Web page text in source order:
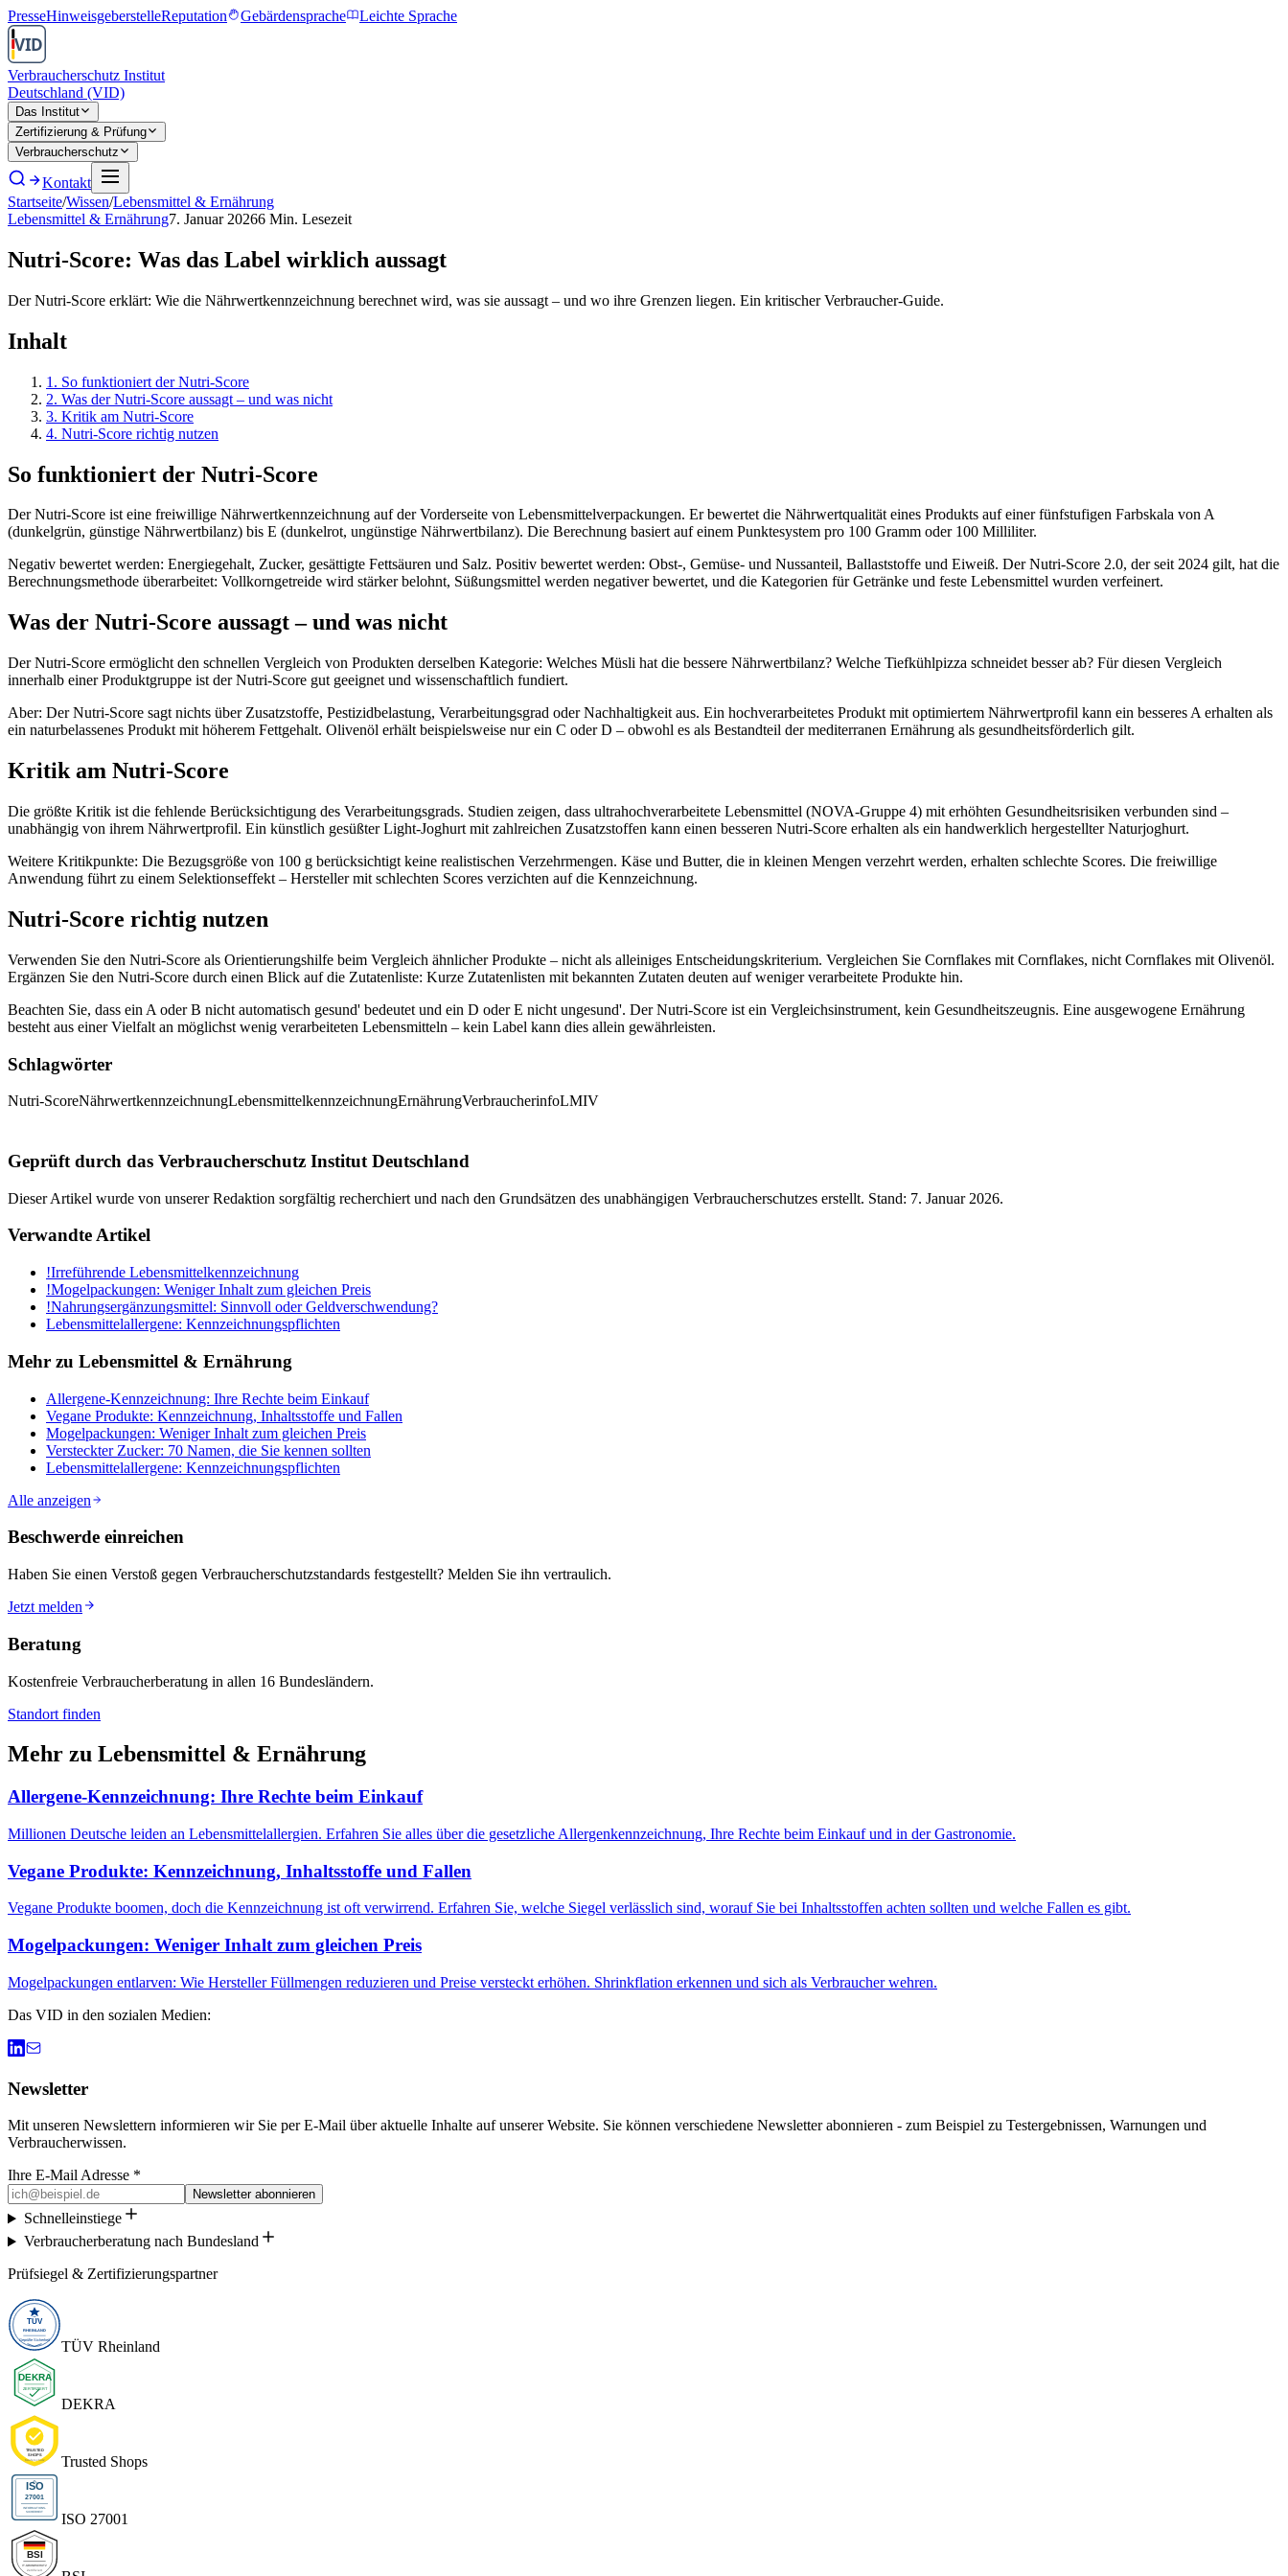
PresseHinweisgeberstelleReputation Gebärdensprache Leichte Sprache
Verbraucherschutz Institut
Deutschland (VID)
Das Institut
Zertifizierung & Prüfung
Verbraucherschutz
Kontakt
Startseite/Wissen/Lebensmittel & Ernährung
Lebensmittel & Ernährung7. Januar 20266 Min. Lesezeit
Nutri-Score: Was das Label wirklich aussagt
Der Nutri-Score erklärt: Wie die Nährwertkennzeichnung berechnet wird, was sie aussagt – und wo ihre Grenzen liegen. Ein kritischer Verbraucher-Guide.
Inhalt
1 . So funktioniert der Nutri-Score
2. Was der Nutri-Score aussagt – und was nicht
3. Kritik am Nutri-Score
4. Nutri-Score richtig nutzen
So funktioniert der Nutri-Score
Der Nutri-Score ist eine freiwillige Nährwertkennzeichnung auf der Vorderseite von Lebensmittelverpackungen. Er bewertet die Nährwertqualität eines Produkts auf einer fünfstufigen Farbskala von A
(dunkelgrün, günstige Nährwertbilanz) bis E (dunkelrot, ungünstige Nährwertbilanz). Die Berechnung basiert auf einem Punktesystem pro 100 Gramm oder 100 Milliliter.
Negativ bewertet werden: Energiegehalt, Zucker, gesättigte Fettsäuren und Salz. Positiv bewertet werden: Obst-, Gemüse- und Nussanteil, Ballaststoffe und Eiweiß. Der Nutri-Score 2.0, der seit 2024 gilt, hat die
Berechnungsmethode überarbeitet: Vollkorngetreide wird stärker belohnt, Süßungsmittel werden negativer bewertet, und die Kategorien für Getränke und feste Lebensmittel wurden verfeinert.
Was der Nutri-Score aussagt – und was nicht
Der Nutri-Score ermöglicht den schnellen Vergleich von Produkten derselben Kategorie: Welches Müsli hat die bessere Nährwertbilanz? Welche Tiefkühlpizza schneidet besser ab? Für diesen Vergleich
innerhalb einer Produktgruppe ist der Nutri-Score gut geeignet und wissenschaftlich fundiert.
Aber: Der Nutri-Score sagt nichts über Zusatzstoffe, Pestizidbelastung, Verarbeitungsgrad oder Nachhaltigkeit aus. Ein hochverarbeitetes Produkt mit optimiertem Nährwertprofil kann ein besseres A erhalten als
ein naturbelassenes Produkt mit höherem Fettgehalt. Olivenöl erhält beispielsweise nur ein C oder D – obwohl es als Bestandteil der mediterranen Ernährung als gesundheitsförderlich gilt.
Kritik am Nutri-Score
Die größte Kritik ist die fehlende Berücksichtigung des Verarbeitungsgrads. Studien zeigen, dass ultrahochverarbeitete Lebensmittel (NOVA-Gruppe 4) mit erhöhten Gesundheitsrisiken verbunden sind –
unabhängig von ihrem Nährwertprofil. Ein künstlich gesüßter Light-Joghurt mit zahlreichen Zusatzstoffen kann einen besseren Nutri-Score erhalten als ein handwerklich hergestellter Naturjoghurt.
Weitere Kritikpunkte: Die Bezugsgröße von 100 g berücksichtigt keine realistischen Verzehrmengen. Käse und Butter, die in kleinen Mengen verzehrt werden, erhalten schlechte Scores. Die freiwillige
Anwendung führt zu einem Selektionseffekt – Hersteller mit schlechten Scores verzichten auf die Kennzeichnung.
Nutri-Score richtig nutzen
Verwenden Sie den Nutri-Score als Orientierungshilfe beim Vergleich ähnlicher Produkte – nicht als alleiniges Entscheidungskriterium. Vergleichen Sie Cornflakes mit Cornflakes, nicht Cornflakes mit Olivenöl.
Ergänzen Sie den Nutri-Score durch einen Blick auf die Zutatenliste: Kurze Zutatenlisten mit bekannten Zutaten deuten auf weniger verarbeitete Produkte hin.
Beachten Sie, dass ein A oder B nicht automatisch gesund' bedeutet und ein D oder E nicht ungesund'. Der Nutri-Score ist ein Vergleichsinstrument, kein Gesundheitszeugnis. Eine ausgewogene Ernährung
besteht aus einer Vielfalt an möglichst wenig verarbeiteten Lebensmitteln – kein Label kann dies allein gewährleisten.
Schlagwörter
Nutri-ScoreNährwertkennzeichnungLebensmittelkennzeichnungErnährungVerbraucherinfoLMIV
Geprüft durch das Verbraucherschutz Institut Deutschland
Dieser Artikel wurde von unserer Redaktion sorgfältig recherchiert und nach den Grundsätzen des unabhängigen Verbraucherschutzes erstellt. Stand: 7. Januar 2026.
Verwandte Artikel
!Irreführende Lebensmittelkennzeichnung
!Mogelpackungen: Weniger Inhalt zum gleichen Preis
!Nahrungsergänzungsmittel: Sinnvoll oder Geldverschwendung?
Lebensmittelallergene: Kennzeichnungspflichten
Mehr zu Lebensmittel & Ernährung
Allergene-Kennzeichnung: Ihre Rechte beim Einkauf
Vegane Produkte: Kennzeichnung, Inhaltsstoffe und Fallen
Mogelpackungen: Weniger Inhalt zum gleichen Preis
Versteckter Zucker: 70 Namen, die Sie kennen sollten
Lebensmittelallergene: Kennzeichnungspflichten
Alle anzeigen
Beschwerde einreichen
Haben Sie einen Verstoß gegen Verbraucherschutzstandards festgestellt? Melden Sie ihn vertraulich.
Jetzt melden
Beratung
Kostenfreie Verbraucherberatung in allen 16 Bundesländern.
Standort finden
Mehr zu Lebensmittel & Ernährung
Allergene-Kennzeichnung: Ihre Rechte beim Einkauf
Millionen Deutsche leiden an Lebensmittelallergien. Erfahren Sie alles über die gesetzliche Allergenkennzeichnung, Ihre Rechte beim Einkauf und in der Gastronomie.
Vegane Produkte: Kennzeichnung, Inhaltsstoffe und Fallen
Vegane Produkte boomen, doch die Kennzeichnung ist oft verwirrend. Erfahren Sie, welche Siegel verlässlich sind, worauf Sie bei Inhaltsstoffen achten sollten und welche Fallen es gibt.
Mogelpackungen: Weniger Inhalt zum gleichen Preis
Mogelpackungen entlarven: Wie Hersteller Füllmengen reduzieren und Preise versteckt erhöhen. Shrinkflation erkennen und sich als Verbraucher wehren.
Das VID in den sozialen Medien:
Newsletter
Mit unseren Newslettern informieren wir Sie per E-Mail über aktuelle Inhalte auf unserer Website. Sie können verschiedene Newsletter abonnieren - zum Beispiel zu Testergebnissen, Warnungen und
Verbraucherwissen.
Ihre E-Mail Adresse *
Newsletter abonnieren
Schnelleinstiege
Verbraucherberatung nach Bundesland
Prüfsiegel & Zertifizierungspartner
TÜV Rheinland
DEKRA
Trusted Shops
ISO 27001